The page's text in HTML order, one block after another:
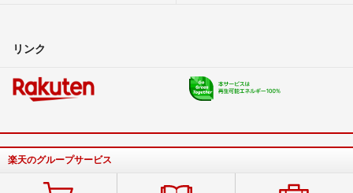
リンク
楽天のグループサービス